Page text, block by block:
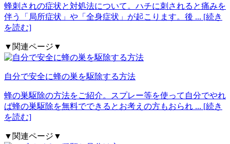
蜂刺されの症状と対処法について。ハチに刺されると痛みを
伴う「局所症状」や「全身症状」が起こります。後 ... [続き
を読む]
▼関連ページ▼
自分で安全に蜂の巣を駆除する方法
蜂の巣駆除の方法をご紹介。スプレー等を使って自分でやれ
ば蜂の巣駆除を無料でできるとお考えの方もおられ ... [続き
を読む]
▼関連ページ▼